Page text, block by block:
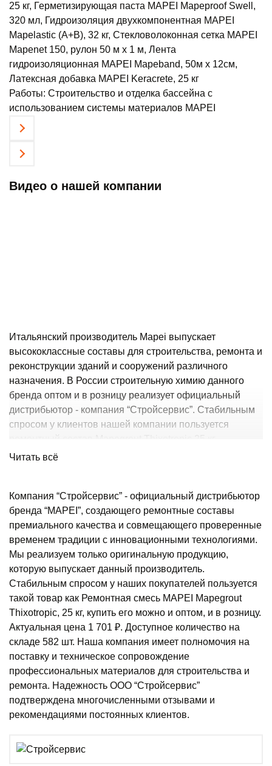
25 кг, Герметизирующая паста MAPEI Mapeproof Swell,
320 мл, Гидроизоляция двухкомпонентная MAPEI
Mapelastic (А+B), 32 кг, Стекловолоконная сетка MAPEI
Mapenet 150, рулон 50 м х 1 м, Лента
гидроизоляционная MAPEI Mapeband, 50м x 12см,
Латексная добавка MAPEI Keracrete, 25 кг
Работы: Строительство и отделка бассейна с
использованием системы материалов MAPEI
Видео о нашей компании
Итальянский производитель Mapei выпускает
высококлассные составы для строительства, ремонта и
реконструкции зданий и сооружений различного
назначения. В России строительную химию данного
бренда оптом и в розницу реализует официальный
дистрибьютор - компания “Стройсервис”. Стабильным
спросом у клиентов нашей компании пользуется
ремонтный состав Mapegrout Thixotropic 25 кг -
безусадочная смесь на основе цемента, армированная
любых конструкций из бетона или железобетона.
Ремонтный состав Mapegrout Thixotropic с
компенсированной усадкой представлен в виде
мелкофракционного порошка для затворения водой.
Расход воды на 1кг сухой смеси составляет около
0,15л. Замешанный раствор необходимо использовать
в течение 1 часа (согласно технологической карте
производителя, сохранение жизнеспособности готовой
смеси составляет 60 минут).
Смешиваясь с водой, сухой мелкозернистый
цементный состав с модифицирующими добавками
образует устойчивый к расслаиванию тиксотропный
раствор. Он разжижается при механическом
воздействии и быстро сгущается в состоянии покоя,
демонстрируя отличную стойкость к оползанию.
Данный состав можно использовать не только на
потолочных поверхностях без устройства опалубки.
Читать всё
Компания “Стройсервис” - официальный дистрибьютор
бренда “MAPEI”, создающего ремонтные составы
премиального качества и совмещающего проверенные
временем традиции с инновационными технологиями.
Мы реализуем только оригинальную продукцию,
которую выпускает данный производитель.
Стабильным спросом у наших покупателей пользуется
такой товар как Ремонтная смесь MAPEI Mapegrout
Thixotropic, 25 кг, купить его можно и оптом, и в розницу.
Актуальная цена 1 701 ₽. Доступное количество на
складе 582 шт. Наша компания имеет полномочия на
поставку и техническое сопровождение
профессиональных материалов для строительства и
ремонта. Надежность ООО “Стройсервис”
подтверждена многочисленными отзывами и
рекомендациями постоянных клиентов.